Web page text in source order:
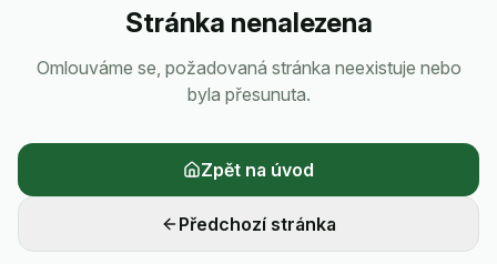
Stránka nenalezena
Omlouváme se, požadovaná stránka neexistuje nebo
byla přesunuta.
Zpět na úvod
Předchozí stránka